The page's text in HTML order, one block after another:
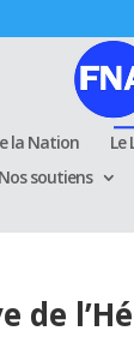
la Nation Le
Nos soutiens
de